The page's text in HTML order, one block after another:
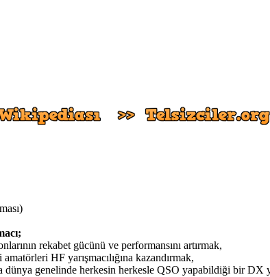
rekabet gücünü ve performansını artırmak,
HF yarışmacılığına kazandırmak,
dünya genelinde herkesin herkesle QSO yapabildiği bir DX